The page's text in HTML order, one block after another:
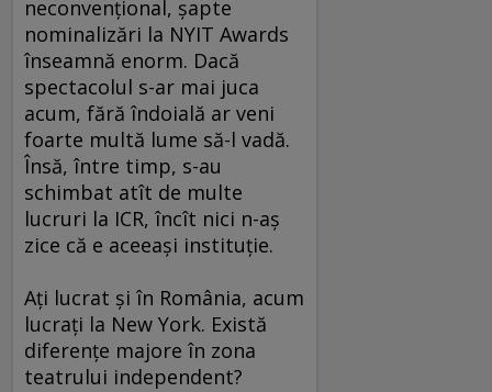
neconvenţional, şapte
nominalizări la NYIT Awards
înseamnă enorm. Dacă
spectacolul s-ar mai juca
acum, fără îndoială ar veni
foarte multă lume să-l vadă.
Însă, între timp, s-au
schimbat atît de multe
lucruri la ICR, încît nici n-aş
zice că e aceeaşi instituţie.
Aţi lucrat şi în România, acum
lucraţi la New York. Există
diferenţe majore în zona
teatrului independent?